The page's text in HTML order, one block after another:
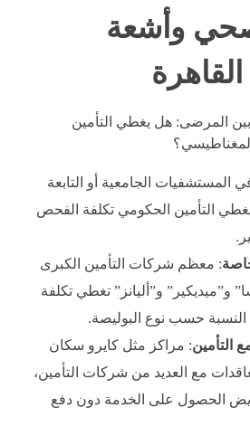
وأشعة
بين المرضى: هل يغطي التأمين
المستشفيات الجامعية أو التابعة
التأمين الحكومي تكلفة الفحص
: معظم شركات التأمين الكبرى
و”أليانز” تغطي تكلفة
النسبة حسب نوع البوليصة.
التأمين: مراكز مثل كايرو سكان
مع العديد من شركات التأمين،
الحصول على الخدمة دون دفع